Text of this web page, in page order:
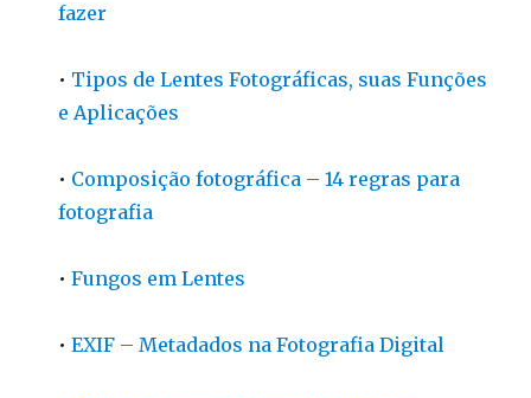
fazer
• Tipos de Lentes Fotográficas, suas Funções
e Aplicações
• Composição fotográfica – 14 regras para
fotografia
•Fungos em Lentes
•EXIF – Metadados na Fotografia Digital